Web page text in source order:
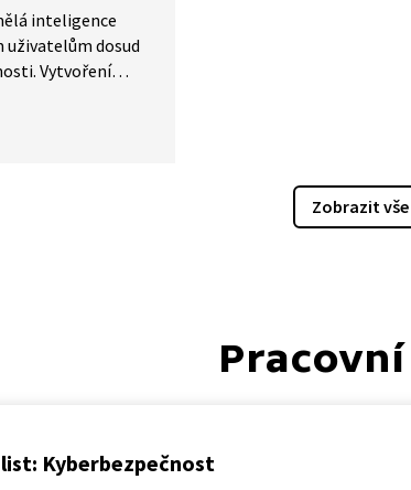
inteligence
uživatelům dosud
Vytvoření
Hyde Park
Zobrazit vše
Kyberbezpečnost